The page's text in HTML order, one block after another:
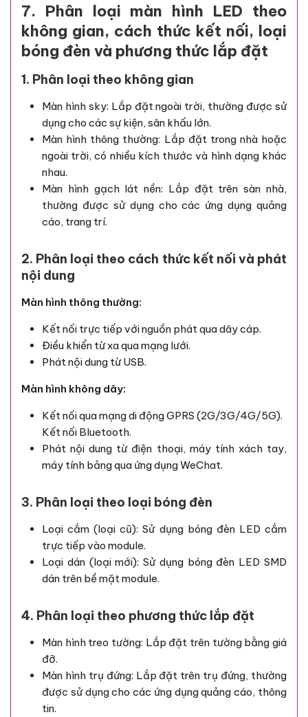
7. Phân loại màn hình LED theo
không gian, cách thức kết nối, loại
bóng đèn và phương thức lắp đặt
1. Phân loại theo không gian
Màn hình sky: Lắp đặt ngoài trời, thường được sử
dụng cho các sự kiện, sân khấu lớn.
Màn hình thông thường: Lắp đặt trong nhà hoặc
ngoài trời, có nhiều kích thước và hình dạng khác
nhau.
Màn hình gạch lát nền: Lắp đặt trên sàn nhà,
thường được sử dụng cho các ứng dụng quảng
cáo, trang trí.
2. Phân loại theo cách thức kết nối và phát
nội dung
Màn hình thông thường:
Kết nối trực tiếp với nguồn phát qua dây cáp.
Điều khiển từ xa qua mạng lưới.
Phát nội dung từ USB.
Màn hình không dây:
Kết nối qua mạng di động GPRS (2G/3G/4G/5G).
Kết nối Bluetooth.
Phát nội dung từ điện thoại, máy tính xách tay,
máy tính bảng qua ứng dụng WeChat.
3. Phân loại theo loại bóng đèn
Loại cắm (loại cũ): Sử dụng bóng đèn LED cắm
trực tiếp vào module.
Loại dán (loại mới): Sử dụng bóng đèn LED SMD
dán trên bề mặt module.
4. Phân loại theo phương thức lắp đặt
Màn hình treo tường: Lắp đặt trên tường bằng giá
đỡ.
Màn hình trụ đứng: Lắp đặt trên trụ đứng, thường
được sử dụng cho các ứng dụng quảng cáo, thông
tin.